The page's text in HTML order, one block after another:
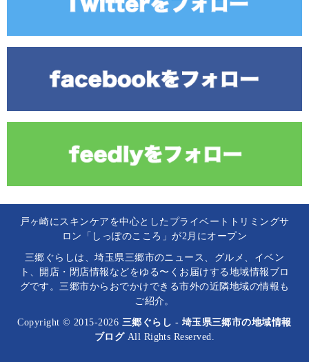
戸ヶ崎にスキンケアを中心としたプライベートトリミングサ
ロン「しっぽのこころ」が2月にオープン
三郷ぐらしは、埼玉県三郷市のニュース、グルメ、イベン
ト、開店・閉店情報などをゆる〜くお届けする地域情報ブロ
グです。三郷市からおでかけできる市外の近隣地域の情報も
ご紹介。
Copyright © 2015-2026 三郷ぐらし - 埼玉県三郷市の地域情報
ブログAll Rights Reserved.